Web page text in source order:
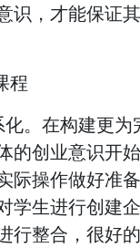
识，才能保证
程
化。在构建更
的创业意识开
际操作做好准
学生进行创建
行整合，很好